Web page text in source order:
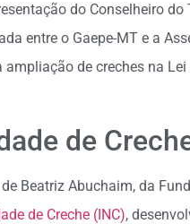
do Conselheiro
entre o Gaepe-MT e a
de creches na
de
Beatriz Abuchaim, da
de Creche (INC),